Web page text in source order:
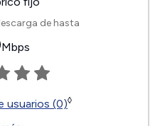
de hasta
Mbps
usuarios (0)◊